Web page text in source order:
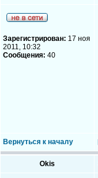
Зарегистрирован: 17 ноя
2011, 10:32
Сообщения: 40
Вернуться к началу
Okis